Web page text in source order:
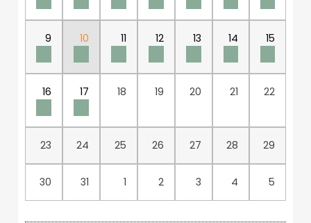
9 10 11 12 13 14 15
16 17 18 19 20 21 22
23 24 25 26 27 28 29
30 31 1 2 3 4 5